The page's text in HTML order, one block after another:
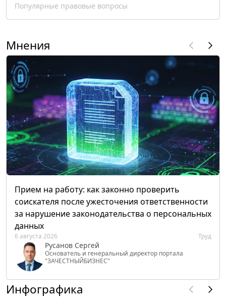
Популярные правовые вопросы
Мнения
Прием на работу: как законно проверить
соискателя после ужесточения ответственности
за нарушение законодательства о персональных
данных
6 августа 2026 Труд
Русанов Сергей
Основатель и генеральный директор портала
"ЗАЧЕСТНЫЙБИЗНЕС"
Инфографика